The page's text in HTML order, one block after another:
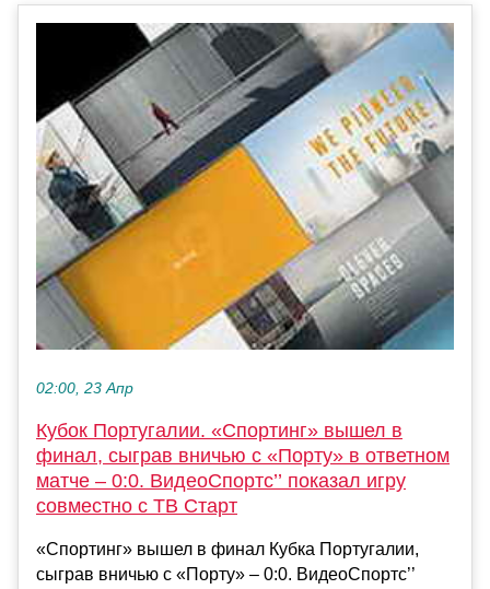
02:00, 23 Апр
Кубок Португалии. «Спортинг» вышел в
финал, сыграв вничью с «Порту» в ответном
матче – 0:0. ВидеоСпортс’’ показал игру
совместно с ТВ Старт
«Спортинг» вышел в финал Кубка Португалии,
сыграв вничью с «Порту» – 0:0. ВидеоСпортс’’